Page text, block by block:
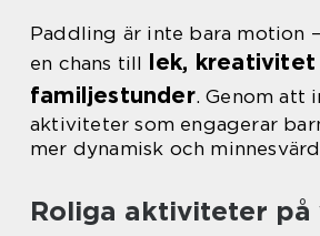
Paddling är inte bara motion
en chans till lek, kreativitet
familjestunder. Genom att
aktiviteter som engagerar
mer dynamisk och
Roliga aktiviteter på